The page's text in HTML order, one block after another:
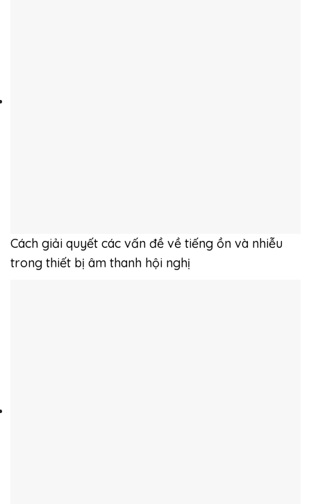
Cách giải quyết các vấn đề về tiếng ồn và nhiễu
trong thiết bị âm thanh hội nghị